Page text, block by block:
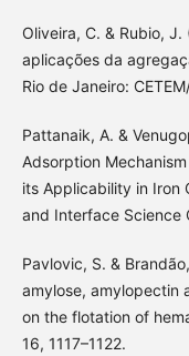
Oliveira, C. & Rubio,
aplicações da
Rio de Janeiro:
Pattanaik, A. &
Adsorption
its Applicability in Iron
and Interface Science
Pavlovic, S. &
amylose, amylopectin
on the flotation of
16, 1117–1122.